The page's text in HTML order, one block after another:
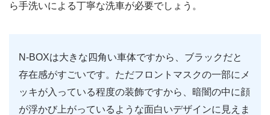
ら手洗いによる丁寧な洗車が必要でしょう。
N-BOXは大きな四角い車体ですから、ブラックだと
存在感がすごいです。ただフロントマスクの一部にメ
ッキが入っている程度の装飾ですから、暗闇の中に顔
が浮かび上がっているような面白いデザインに見えま